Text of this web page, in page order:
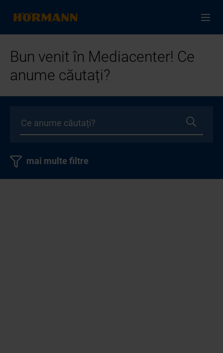
Bun venit în Mediacenter! Ce
anume căutați?
mai multe filtre